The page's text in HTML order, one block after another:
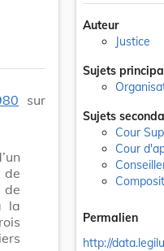
sur
de
de
la
Auteur
Justice
Sujets
Sujets
Cour
Cour
Permalien
http://